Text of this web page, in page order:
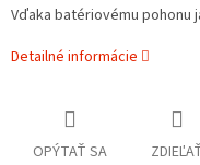
Vďaka batériovému pohonu
Detailné informácie
OPÝTAŤ SA